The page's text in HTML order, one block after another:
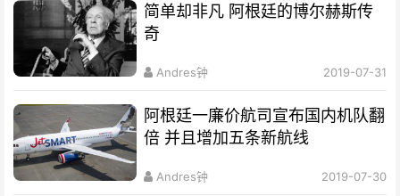
简单却非凡 阿根廷的博尔赫斯传
奇
Andres钟 2019-07-31
阿根廷一廉价航司宣布国内机队翻
倍 并且增加五条新航线
Andres钟 2019-07-30